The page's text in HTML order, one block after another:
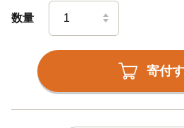
数量
寄付